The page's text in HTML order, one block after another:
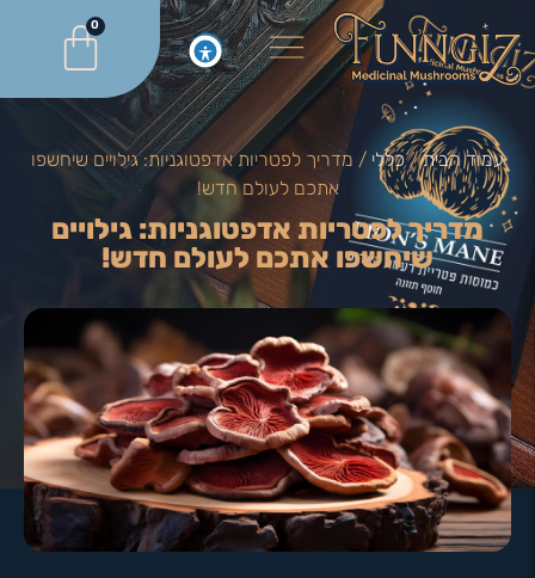
0
עמוד הבית/כללי / מדריך לפטריות אדפטוגניות: גילויים שיחשפו
אתכם לעולם חדש!
מדריך לפטריות אדפטוגניות: גילויים
שיחשפו אתכם לעולם חדש!